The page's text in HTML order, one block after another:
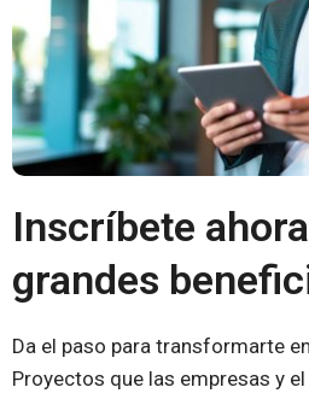
Inscríbete
grandes
Da el paso para transformarte
Proyectos que las empresas y